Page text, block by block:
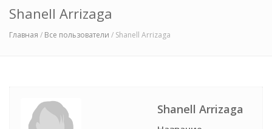
Shanell Arrizaga
Главная / Все пользователи / Shanell Arrizaga
Shanell Arrizaga